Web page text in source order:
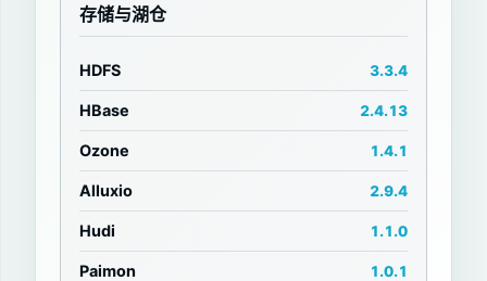
存储与湖仓
HDFS 3.3.4
HBase 2.4.13
Ozone 1.4.1
Alluxio 2.9.4
Hudi 1.1.0
Paimon 1.0.1